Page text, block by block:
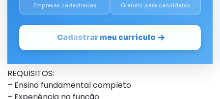
Empresas cadastradas Gratuito para candidatos
Cadastrar meu currículo
REQUISITOS:
– Ensino fundamental completo